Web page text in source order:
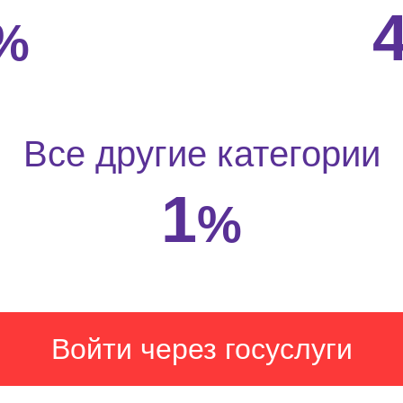
Все другие категории
1%
Войти через госуслуги